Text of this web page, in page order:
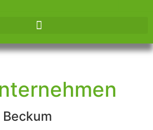
Willkommen!
Futtermittel